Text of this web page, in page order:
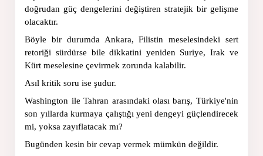
doğrudan güç dengelerini değiştiren stratejik bir gelişme
olacaktır.
Böyle bir durumda Ankara, Filistin meselesindeki sert
retoriği sürdürse bile dikkatini yeniden Suriye, Irak ve
Kürt meselesine çevirmek zorunda kalabilir.
Asıl kritik soru ise şudur.
Washington ile Tahran arasındaki olası barış, Türkiye'nin
son yıllarda kurmaya çalıştığı yeni dengeyi güçlendirecek
mi, yoksa zayıflatacak mı?
Bugünden kesin bir cevap vermek mümkün değildir.